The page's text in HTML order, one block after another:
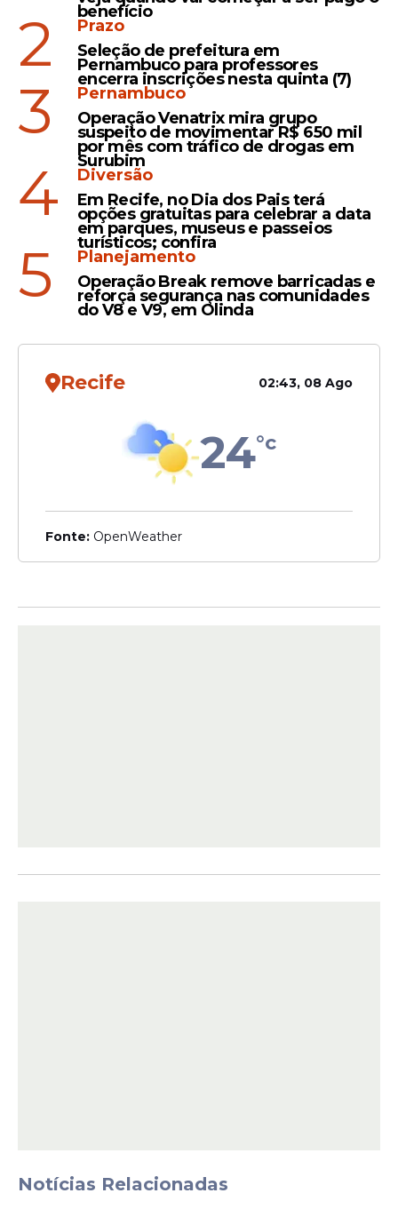
Confira asvagasdisponíveis
Gestor
40 horas semanais
Remuneração: R$ 8.300,00
Analista de dados e controle de
40 horas semanais
Remuneração: R$ 6.130,00
Analista de requisitos processuais,
normativos, econômicos, financeiros e
políticas de saúde
40 horas semanais
Remuneração: R$ 6.130,00
Analista técnico em edificações
40 horas semanais
benefício
2
Prazo
Seleção de prefeitura em
Pernambuco para professores
encerra inscrições nesta quinta (7)
3
Pernambuco
Operação Venatrix mira grupo
suspeito de movimentar R$ 650 mil
por mês com tráfico de drogas em
Surubim
4
Diversão
Em Recife, no Dia dos Pais terá
opções gratuitas para celebrar a data
em parques, museus e passeios
turísticos; confira
5
Planejamento
Operação Break remove barricadas e
reforça segurança nas comunidades
do V8 e V9, em Olinda
Recife 02:43, 08 Ago
24°c
Fonte: OpenWeather
Notícias Relacionadas